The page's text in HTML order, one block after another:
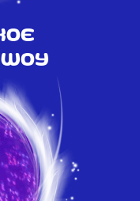
шоу